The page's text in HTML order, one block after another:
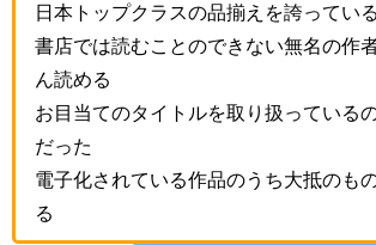
日本トップクラスの品揃えを誇っている
書店では読むことのできない無名の作
ん読める
お目当てのタイトルを取り扱っている
だった
電子化されている作品のうち大抵のも
る